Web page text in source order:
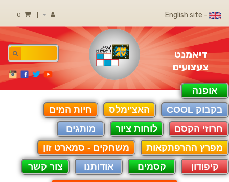
- English site
דיאמנט
צעצועים
אופנה
בקבוק COOL
האצ'ימלס
חיות המים
חרוזי הקסם
לוחות ציור
מותגים
מפרץ ההרפתקאות
משחקים - סמארט זון
קיפודון
קסמים אודותנו צור קשר